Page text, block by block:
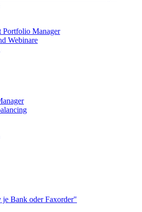
Manager
Webinare
Bank oder Faxorder"